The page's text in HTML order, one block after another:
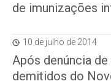
de imunizações
10 de julho de 2014
Após denúncia
demitidos do